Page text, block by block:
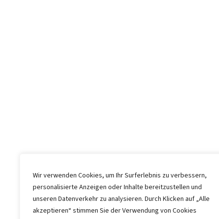
Wir verwenden Cookies, um Ihr Surferlebnis zu verbessern,
personalisierte Anzeigen oder Inhalte bereitzustellen und
unseren Datenverkehr zu analysieren. Durch Klicken auf „Alle
akzeptieren“ stimmen Sie der Verwendung von Cookies